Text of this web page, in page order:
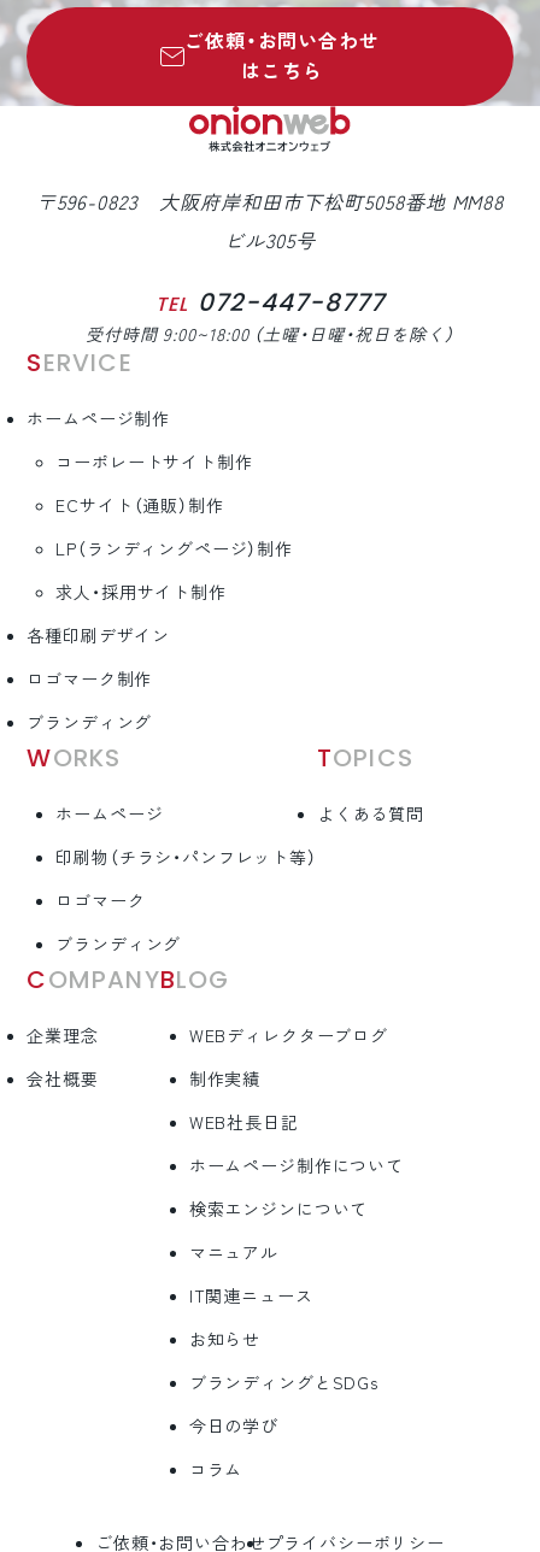
ご依頼・お問い合わせ
はこちら
〒596-0823 大阪府岸和田市下松町5058番地 MM88
ビル305号
TEL 072-447-8777
受付時間 9:00~18:00 （土曜・日曜・祝日を除く）
SERVICE
ホームページ制作
コーポレートサイト制作
ECサイト（通販）制作
LP（ランディングページ）制作
求人・採用サイト制作
各種印刷デザイン
ロゴマーク制作
ブランディング
WORKS
ホームページ
印刷物（チラシ・パンフレット等）
ロゴマーク
ブランディング
TOPICS
よくある質問
COMPANY
企業理念
会社概要
BLOG
WEBディレクターブログ
制作実績
WEB社長日記
ホームページ制作について
検索エンジンについて
マニュアル
IT関連ニュース
お知らせ
ブランディングとSDGs
今日の学び
コラム
ご依頼・お問い合わせ プライバシーポリシー